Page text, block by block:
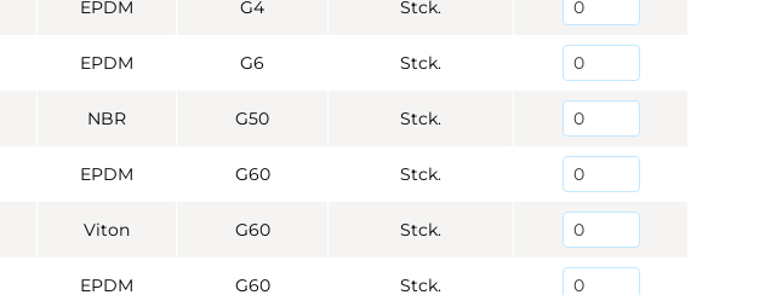
EPDM G4 Stck.
EPDM G6 Stck.
NBR G50 Stck.
EPDM G60 Stck.
Viton G60 Stck.
EPDM G60 Stck.